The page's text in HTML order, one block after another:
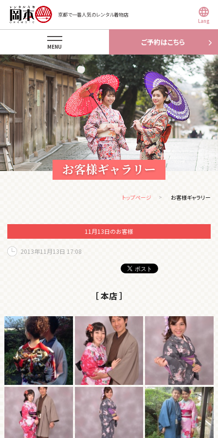
京都で一番人気のレンタル着物店
Lang
ご予約はこちら
MENU
お客様ギャラリー
トップページ お客様ギャラリー
11月13日のお客様
2013年11月13日 17:08
［ 本店 ］